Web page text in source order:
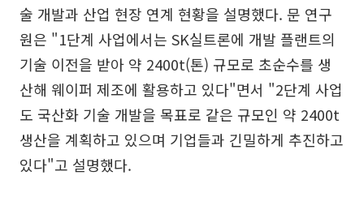
술 개발과 산업 현장 연계 현황을 설명했다. 문 연구
원은 "1단계 사업에서는 SK실트론에 개발 플랜트의
기술 이전을 받아 약 2400t(톤) 규모로 초순수를 생
산해 웨이퍼 제조에 활용하고 있다"면서 "2단계 사업
도 국산화 기술 개발을 목표로 같은 규모인 약 2400t
생산을 계획하고 있으며 기업들과 긴밀하게 추진하고
있다"고 설명했다.